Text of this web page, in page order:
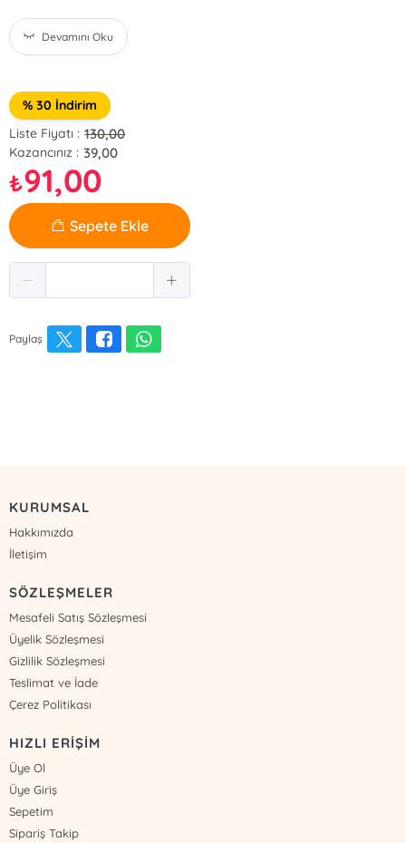
Devamını Oku
% 30 İndirim
Liste Fiyatı : 130,00
Kazancınız : 39,00
₺91,00
Sepete Ekle
Paylaş
KURUMSAL
Hakkımızda
İletişim
SÖZLEŞMELER
Mesafeli Satış Sözleşmesi
Üyelik Sözleşmesi
Gizlilik Sözleşmesi
Teslimat ve İade
Çerez Politikası
HIZLI ERİŞİM
Üye Ol
Üye Giriş
Sepetim
Sipariş Takip